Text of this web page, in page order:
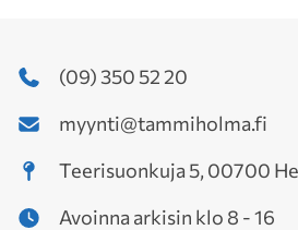
(09) 350 52 20
myynti@tammiholma.fi
Teerisuonkuja 5, 00700
Avoinna arkisin klo 8 - 16